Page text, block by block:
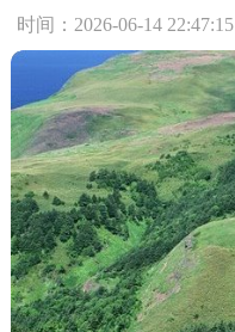
时间：2026-06-14 22:47:15